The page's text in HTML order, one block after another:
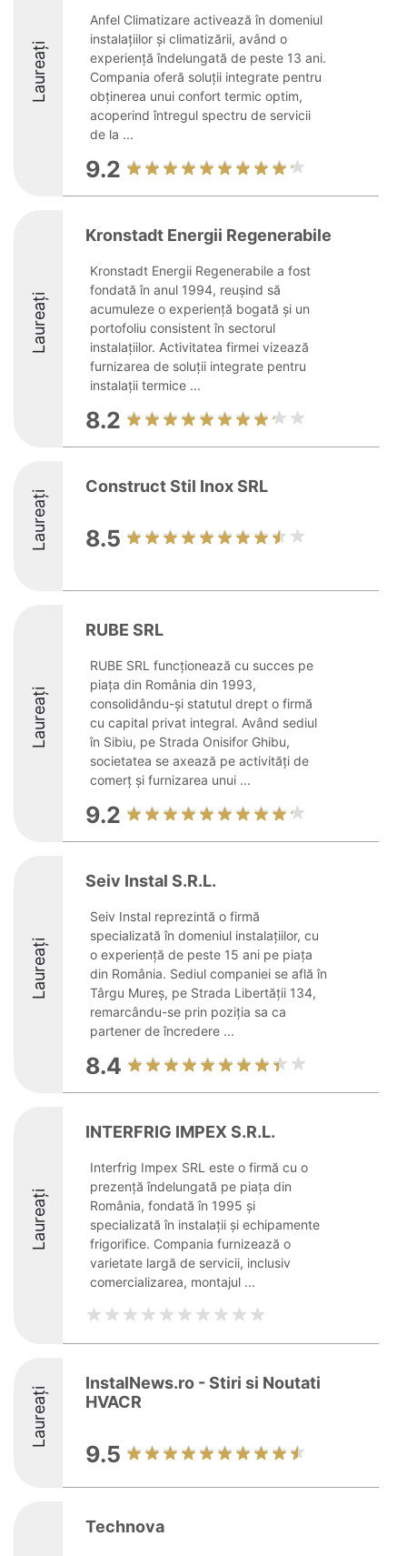
Laureați
Anfel Climatizare activează în domeniul
instalațiilor și climatizării, având o
experiență îndelungată de peste 13 ani.
Compania oferă soluții integrate pentru
obținerea unui confort termic optim,
acoperind întregul spectru de servicii
de la ...
9.2
Laureați
Kronstadt Energii Regenerabile
Kronstadt Energii Regenerabile a fost
fondată în anul 1994, reușind să
acumuleze o experiență bogată și un
portofoliu consistent în sectorul
instalațiilor. Activitatea firmei vizează
furnizarea de soluții integrate pentru
instalații termice ...
8.2
Laureați
Construct Stil Inox SRL
8.5
Laureați
RUBE SRL
RUBE SRL funcționează cu succes pe
piața din România din 1993,
consolidându-și statutul drept o firmă
cu capital privat integral. Având sediul
în Sibiu, pe Strada Onisifor Ghibu,
societatea se axează pe activități de
comerț și furnizarea unui ...
9.2
Laureați
Seiv Instal S.R.L.
Seiv Instal reprezintă o firmă
specializată în domeniul instalațiilor, cu
o experiență de peste 15 ani pe piața
din România. Sediul companiei se află în
Târgu Mureș, pe Strada Libertății 134,
remarcându-se prin poziția sa ca
partener de încredere ...
8.4
Laureați
INTERFRIG IMPEX S.R.L.
Interfrig Impex SRL este o firmă cu o
prezență îndelungată pe piața din
România, fondată în 1995 și
specializată în instalații și echipamente
frigorifice. Compania furnizează o
varietate largă de servicii, inclusiv
comercializarea, montajul ...
Laureați
InstalNews.ro - Stiri si Noutati
HVACR
9.5
Technova